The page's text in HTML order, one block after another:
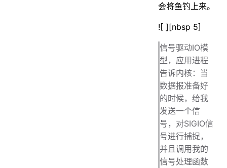
会将鱼钓上来。
![ ][nbsp 5]
信号驱动IO模
型，应用进程
告诉内核：当
数据报准备好
的时候，给我
发送一个信
号，对SIGIO信
号进行捕捉，
并且调用我的
信号处理函数